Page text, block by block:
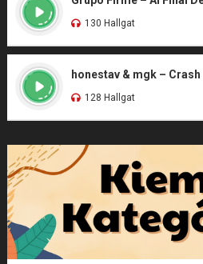
130 Hallgat
honestav & mgk –
128 Hallgat